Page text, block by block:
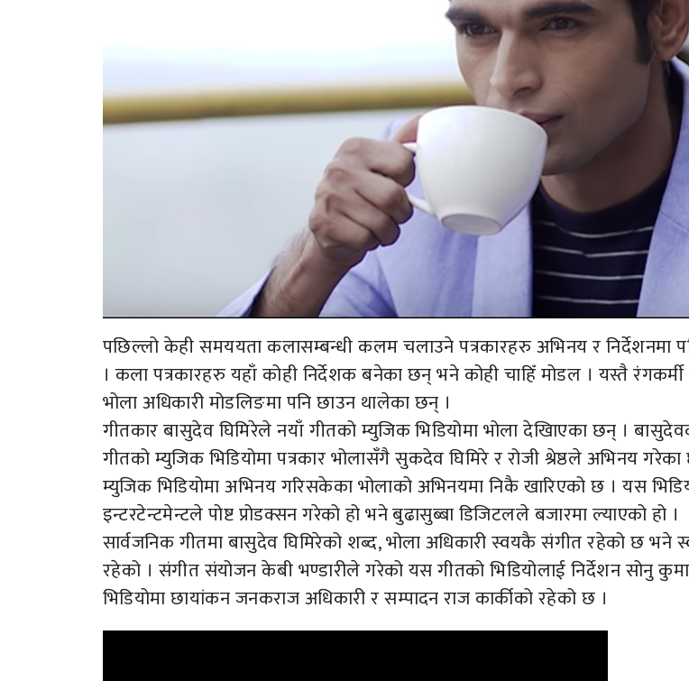
पछिल्लो केही समययता कलासम्बन्धी कलम चलाउने पत्रकारहरु अभिनय र निर्देशनमा
। कला पत्रकारहरु यहाँ कोही निर्देशक बनेका छन् भने कोही चाहिँ मोडल । यस्तै
भोला अधिकारी मोडलिङमा पनि छाउन थालेका छन् ।
गीतकार बासुदेव घिमिरेले नयाँ गीतको म्युजिक भिडियोमा भोला देखिाएका छन् ।
गीतको म्युजिक भिडियोमा पत्रकार भोलासँगै सुकदेव घिमिरे र रोजी श्रेष्ठले अभिनय
म्युजिक भिडियोमा अभिनय गरिसकेका भोलाको अभिनयमा निकै खारिएको छ । यस
इन्टरटेन्टमेन्टले पोष्ट प्रोडक्सन गरेको हो भने बुढासुब्बा डिजिटलले बजारमा ल्याएको हो ।
सार्वजनिक गीतमा बासुदेव घिमिरेको शब्द, भोला अधिकारी स्वयकै संगीत रहेको छ भने
रहेको । संगीत संयोजन केबी भण्डारीले गरेको यस गीतको भिडियोलाई निर्देशन सोनु
भिडियोमा छायांकन जनकराज अधिकारी र सम्पादन राज कार्कीको रहेको छ ।